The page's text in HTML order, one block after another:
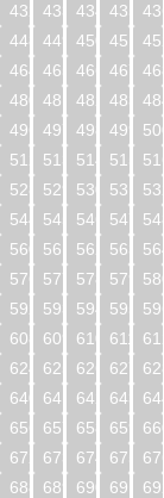
432
433 434 435 436
448
449 450 451 452
464
465 466 467 468
480
481 482 483 484
496
497 498 499 500
512
513 514 515 516
528
529 530 531 532
544
545 546 547 548
560
561 562 563 564
576
577 578 579 580
592
593 594 595 596
608
609 610 611 612
624
625 626 627 628
640
641 642 643 644
656
657 658 659 660
672
673 674 675 676
688
689 690 691 692